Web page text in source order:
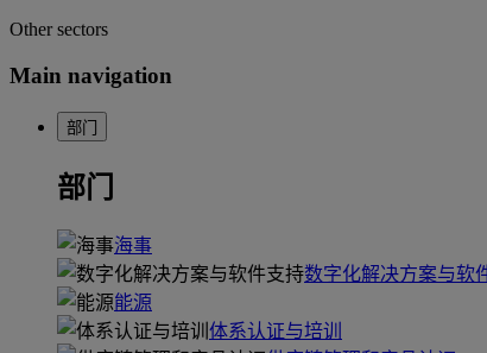
Other sectors
Main navigation
部门
部门
海事
数字化解决方案与软
能源
体系认证与培训